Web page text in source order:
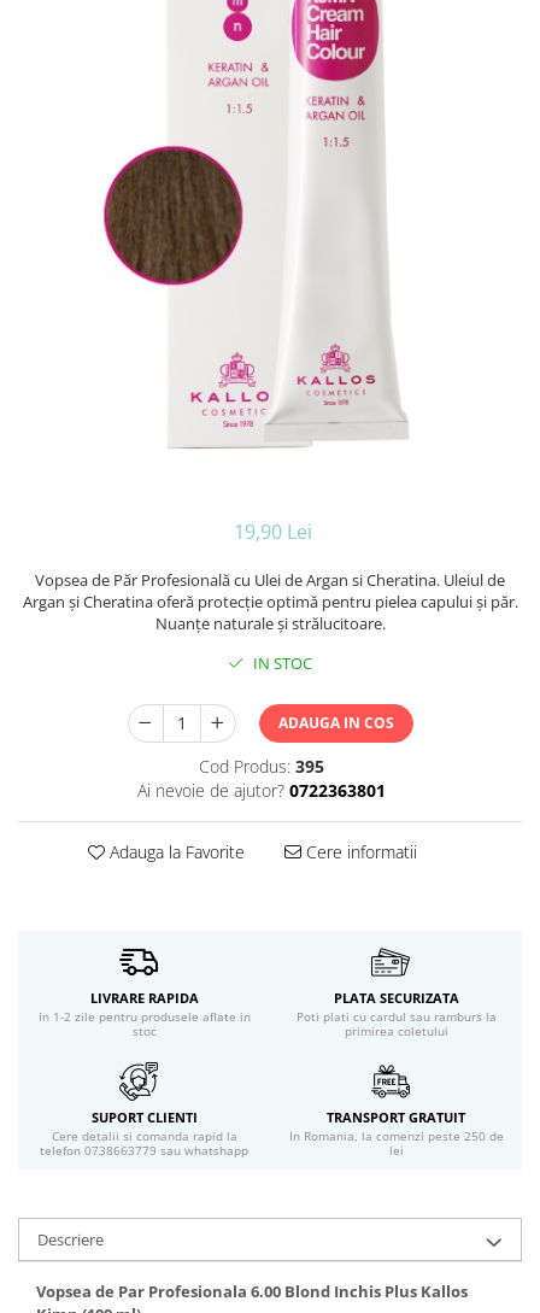
Cosmetice profesionale
Vopsea de par si oxidant
Accesorii tuns si vopsit
Balsam de par
Produse pentru protectie solara
Bureti de baie
Accesorii ingrijire corp
Creion si tus ochi
Ruj si creion buze
Produse stilizare sprancene
Aplicatoare si pensule machiaj
Accesorii machiaj
Igiena dentara
Adeziv dentar si ingrijire proteza
Igiena intima
Tampoane si absorbante
Geluri si deodorante igiena intima
Produse manichiura & pedichiura
Oja si lac de unghii
Scutece adulti
Seturi cadou
19,90 Lei
Vopsea de Păr Profesională cu Ulei de Argan si Cheratina. Uleiul de
Argan şi Cheratina oferă protecţie optimă pentru pielea capului şi păr.
Nuanţe naturale şi strălucitoare.
IN STOC
ADAUGA IN COS
Cod Produs: 395
Ai nevoie de ajutor? 0722363801
Adauga la Favorite Cere informatii
LIVRARE RAPIDA
In 1-2 zile pentru produsele aflate in
stoc
PLATA SECURIZATA
Poti plati cu cardul sau ramburs la
primirea coletului
SUPORT CLIENTI
Cere detalii si comanda rapid la
telefon 0738663779 sau whatshapp
TRANSPORT GRATUIT
In Romania, la comenzi peste 250 de
lei
Descriere
Vopsea de Par Profesionala 6.00 Blond Inchis Plus Kallos